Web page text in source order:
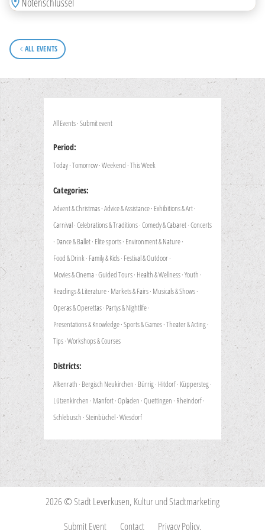
ALL EVENTS
All Events·Submit event
Period:
Today·Tomorrow·Weekend ·This Week
Categories:
Advent & Christmas·Advice & Assistance· Exhibitions & Art·
Carnival·Celebrations & Traditions·Comedy & Cabaret·Concerts
· Dance & Ballet· Elite sports· Environment & Nature·
Food & Drink· Family & Kids· Festival & Outdoor·
Movies & Cinema ·Guided Tours· Health & Wellness·Youth ·
Readings & Literature· Markets & Fairs· Musicals & Shows·
Operas & Operettas· Partys & Nightlife·
Presentations & Knowledge·Sports & Games·Theater & Acting·
Tips·Workshops & Courses
Districts:
Alkenrath · Bergisch Neukirchen · Bürrig· Hitdorf· Küppersteg·
Lützenkirchen · Manfort·Opladen ·Quettingen · Rheindorf·
Schlebusch ·Steinbüchel·Wiesdorf
2026 © Stadt Leverkusen, Kultur und Stadtmarketing
Submit Event
Contact Privacy Policy.